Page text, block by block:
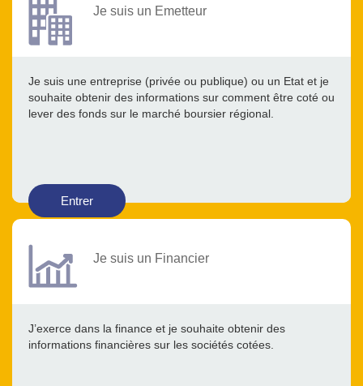
Je suis un Emetteur
Je suis une entreprise (privée ou publique) ou un Etat et je
souhaite obtenir des informations sur comment être coté ou
lever des fonds sur le marché boursier régional.
Entrer
Je suis un Financier
J’exerce dans la finance et je souhaite obtenir des
informations financières sur les sociétés cotées.